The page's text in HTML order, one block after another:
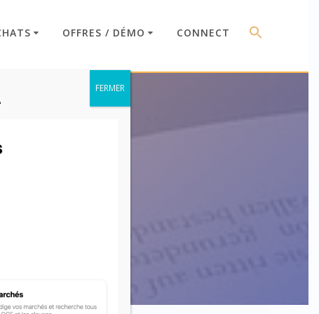
OFFRES / DÉMO CONNECT
FERMER